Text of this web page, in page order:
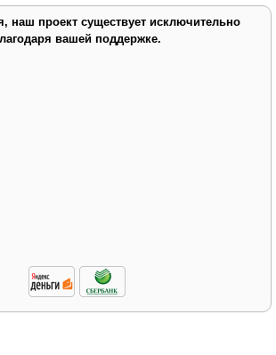
наш проект существует исключительно
вашей поддержке.